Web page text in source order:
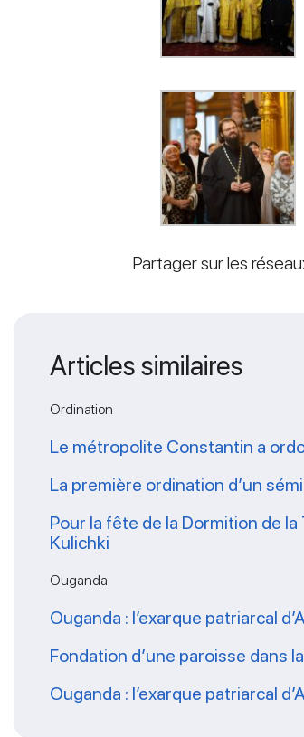
Partager sur les
Articles similaires
Ordination
Le métropolite Constantin a
La première ordination d’un
Pour la fête de la Dormition de
Kulichki
Ouganda
Ouganda : l’exarque patriarcal
Fondation d’une paroisse dans
Ouganda : l’exarque patriarcal